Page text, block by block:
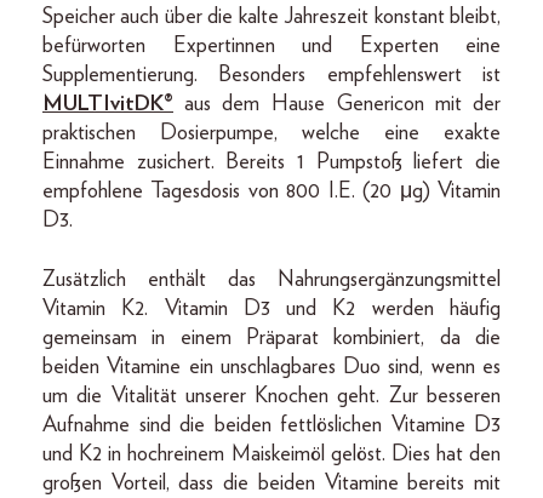
Speicher auch über die kalte Jahreszeit konstant bleibt,
befürworten Expertinnen und Experten eine
Supplementierung. Besonders empfehlenswert ist
MULTIvitDK® aus dem Hause Genericon mit der
praktischen Dosierpumpe, welche eine exakte
Einnahme zusichert. Bereits 1 Pumpstoß liefert die
empfohlene Tagesdosis von 800 I.E. (20 μg) Vitamin
D3.
Zusätzlich enthält das Nahrungsergänzungsmittel
Vitamin K2. Vitamin D3 und K2 werden häufig
gemeinsam in einem Präparat kombiniert, da die
beiden Vitamine ein unschlagbares Duo sind, wenn es
um die Vitalität unserer Knochen geht. Zur besseren
Aufnahme sind die beiden fettlöslichen Vitamine D3
und K2 in hochreinem Maiskeimöl gelöst. Dies hat den
großen Vorteil, dass die beiden Vitamine bereits mit